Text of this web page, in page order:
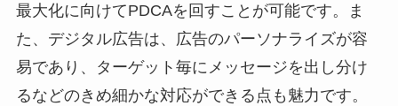
最大化に向けてPDCAを回すことが可能です。ま
た、デジタル広告は、広告のパーソナライズが容
易であり、ターゲット毎にメッセージを出し分け
るなどのきめ細かな対応ができる点も魅力です。